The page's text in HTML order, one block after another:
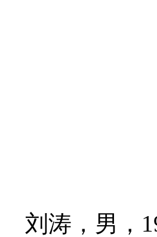
刘涛，男，